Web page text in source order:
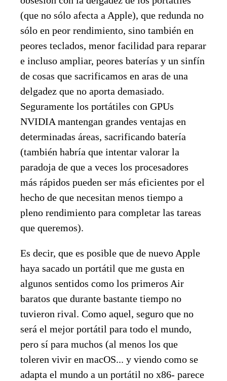
(que no sólo afecta a Apple), que redunda no
sólo en peor rendimiento, sino también en
peores teclados, menor facilidad para reparar
e incluso ampliar, peores baterías y un sinfín
de cosas que sacrificamos en aras de una
delgadez que no aporta demasiado.
Seguramente los portátiles con GPUs
NVIDIA mantengan grandes ventajas en
determinadas áreas, sacrificando batería
(también habría que intentar valorar la
paradoja de que a veces los procesadores
más rápidos pueden ser más eficientes por el
hecho de que necesitan menos tiempo a
pleno rendimiento para completar las tareas
que queremos).
Es decir, que es posible que de nuevo Apple
haya sacado un portátil que me gusta en
algunos sentidos como los primeros Air
baratos que durante bastante tiempo no
tuvieron rival. Como aquel, seguro que no
será el mejor portátil para todo el mundo,
pero sí para muchos (al menos los que
toleren vivir en macOS... y viendo como se
adapta el mundo a un portátil no x86- parece